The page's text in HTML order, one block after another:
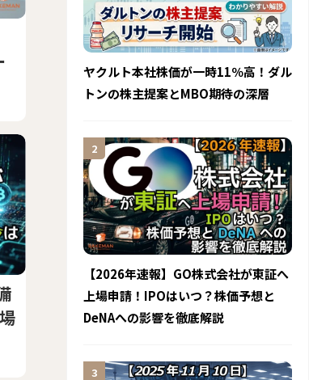
ヤクルト本社株価が一時11％高！ダル
トンの株主提案とMBO期待の深層
【2026年速報】GO株式会社が東証へ
上場申請！IPOはいつ？株価予想と
DeNAへの影響を徹底解説